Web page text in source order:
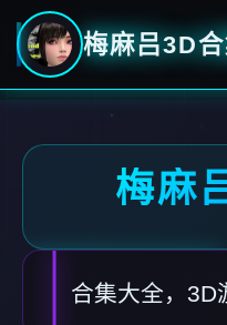
梅麻吕3D
梅麻
合集大全，3D